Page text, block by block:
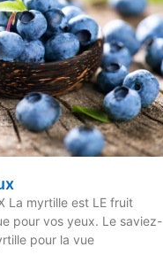
La myrtille est LE fruit
pour vos yeux. Le saviez-
pour la vue